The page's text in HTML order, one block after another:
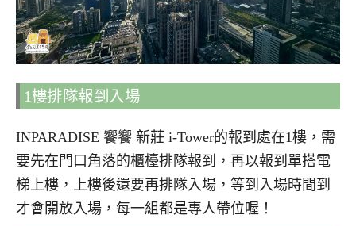
1樓排隊報到入場
INPARADISE 饗饗 新莊 i-Tower的報到處在1樓，需
要先在門口角落的櫃檯排隊報到，再以報到單搭電
梯上樓，上樓後還要再排隊入場，等到入場時間到
才會開放入場，每一組都是專人帶位喔！